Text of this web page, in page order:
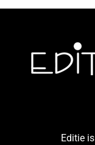
Editie